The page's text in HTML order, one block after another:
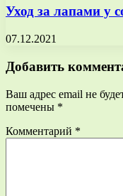
Уход за лапами у
07.12.2021
Добавить
Ваш адрес email не
помечены *
Комментарий *